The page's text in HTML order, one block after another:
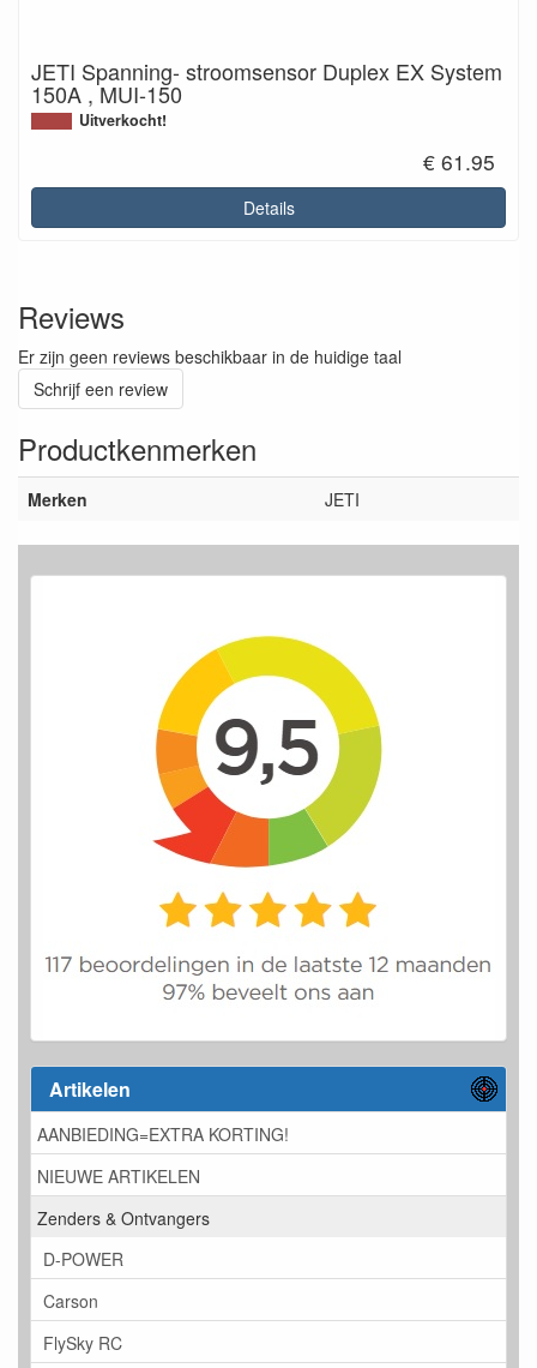
Artikelen
AANBIEDING=EXTRA KORTING!
NIEUWE ARTIKELEN
Zenders & Ontvangers
D-POWER
Carson
FlySky RC
JETI Spanning- stroomsensor Duplex EX System
150A , MUI-150
Uitverkocht!
€ 61.95
Details
Reviews
Er zijn geen reviews beschikbaar in de huidige taal
Schrijf een review
Productkenmerken
Merken JETI